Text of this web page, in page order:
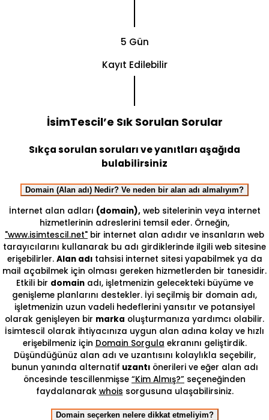
5 Gün
Kayıt Edilebilir
İsimTescil’e Sık Sorulan Sorular
Sıkça sorulan soruları ve yanıtları aşağıda
bulabilirsiniz
Domain (Alan adı) Nedir? Ve neden bir alan adı almalıyım?
İnternet alan adları (domain),web sitelerinin veya internet
hizmetlerinin adreslerini temsil eder. Örneğin,
"www.isimtescil.net" bir internet alan adıdır ve insanların web
tarayıcılarını kullanarak bu adı girdiklerinde ilgili web sitesine
erişebilirler. Alan adıtahsisi internet sitesi yapabilmek ya da
mail açabilmek için olması gereken hizmetlerden bir tanesidir.
Etkili bir domainadı, işletmenizin gelecekteki büyüme ve
genişleme planlarını destekler. İyi seçilmiş bir domain adı,
işletmenizin uzun vadeli hedeflerini yansıtır ve potansiyel
olarak genişleyen bir marka oluşturmanıza yardımcı olabilir.
İsimtescil olarak ihtiyacınıza uygun alan adına kolay ve hızlı
erişebilmeniz için Domain Sorgula ekranını geliştirdik.
Düşündüğünüz alan adı ve uzantısını kolaylıkla seçebilir,
bunun yanında alternatif uzantıönerileri ve eğer alan adı
öncesinde tescillenmişse “Kim Almış?” seçeneğinden
faydalanarak whois sorgusuna ulaşabilirsiniz.
Domain seçerken nelere dikkat etmeliyim?